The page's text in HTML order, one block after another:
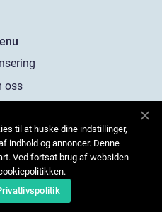
oss
oss
til at huske dine indstillinger,
indhold og annoncer. Denne
Ved fortsat brug af websiden